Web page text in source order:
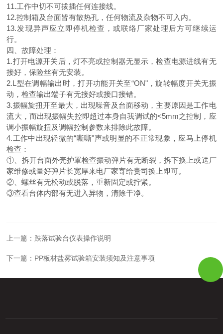
11.工作中切不可拔插任何连接线。
12.控制箱及台面皆有散热孔，任何物流及杂物不可入内。
13.发现异声应立即停机检查，或联络厂家处理后方可继续运
行。
四、故障处理：
1.打开电源开关后，灯不亮或控制器无显示，检查电源进线有无
接好，保险丝有无安装。
2.L型在调幅输出时，打开功能开关至“ON"，旋转幅度开关无振
动，检查输出端子有无接好或接口接错。
3.振幅旋扭开至最大，出现噪音及台面移动，主要原因是工作电
流大，而出现振幅失控即超过本身自我调试的<5mm之控制，应
调小振幅旋扭及调幅控制参数来排除此故障。
4.工作中出现轻微的“嘶嘶"声或明显的不正常现象，应马上停机
检查：
①、拆开台面外壳护罩检查振动弹片有无断裂，拆下换上或送厂
家维修或量好弹片长宽厚来电厂家寄给贵司换上即可。
②、螺丝有无松动或脱落，重新固定或拧紧。
③查看台体内部有无进入异物，清除干净。
上一篇： 跌落试验台仪表操作说明
下一篇： PP板材盐雾试验箱安装须知及注意事项